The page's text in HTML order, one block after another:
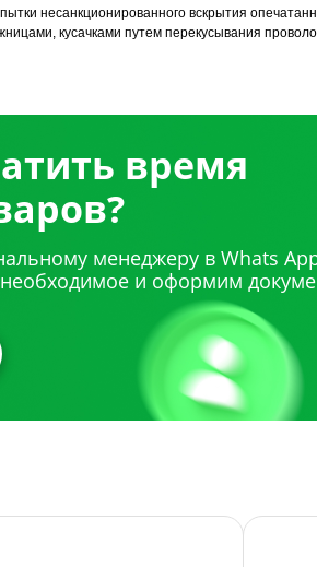
несанкционированного вскрытия
кусачками путем перекусывания
время
менеджеру в Whats
и оформим